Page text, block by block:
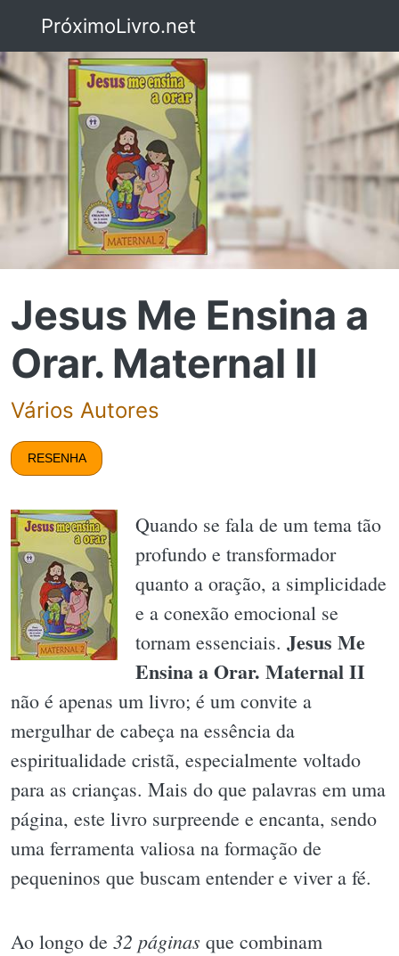
PróximoLivro.net
Jesus Me Ensina a
Orar. Maternal II
Vários Autores
RESENHA
Quando se fala de um tema tão
profundo e transformador
quanto a oração, a simplicidade
e a conexão emocional se
tornam essenciais. Jesus Me
Ensina a Orar. Maternal II
não é apenas um livro; é um convite a
mergulhar de cabeça na essência da
espiritualidade cristã, especialmente voltado
para as crianças. Mais do que palavras em uma
página, este livro surpreende e encanta, sendo
uma ferramenta valiosa na formação de
pequeninos que buscam entender e viver a fé.
Ao longo de 32 páginas que combinam